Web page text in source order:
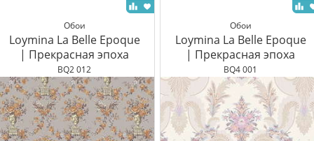
Обои
Loymina La Belle Epoque
| Прекрасная эпоха
BQ2 012
Обои
Loymina La Belle Epoque
| Прекрасная эпоха
BQ4 001